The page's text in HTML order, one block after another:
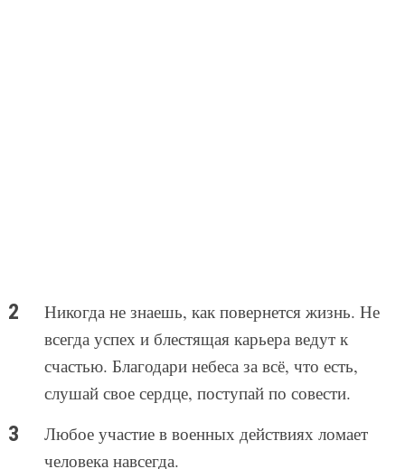
Никогда не знаешь, как повернется жизнь. Не
всегда успех и блестящая карьера ведут к
счастью. Благодари небеса за всё, что есть,
слушай свое сердце, поступай по совести.
Любое участие в военных действиях ломает
человека навсегда.